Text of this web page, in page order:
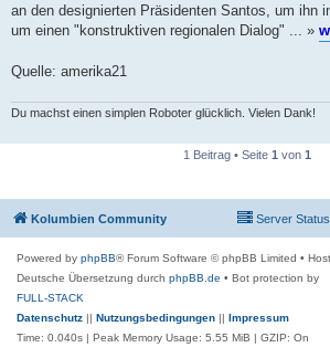
r
a
an den designierten Präsidenten Santos, um ihn
um einen "konstruktiven regionalen Dialog" ... »
Quelle: amerika21
Du machst einen simplen Roboter glücklich. Vielen Dank!
1 Beitrag • Seite 1 von 1
Kolumbien Community Server Status
Powered by phpBB® Forum Software © phpBB Limited •
Deutsche Übersetzung durch phpBB.de • Bot protection by
FULL-STACK
Datenschutz || Nutzungsbedingungen || Impressum
Time: 0.040s | Peak Memory Usage: 5.55 MiB | GZIP: On